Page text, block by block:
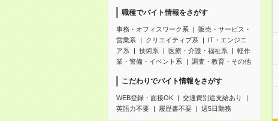
職種でバイト情報をさがす
事務・オフィスワーク系
販売・サービス・
営業系
クリエイティブ系
IT・エンジニ
ア系
技術系 医療・介護・福祉系
軽作
業・警備・イベント系
調査・教育・その他
こだわりでバイト情報をさがす
WEB登録・面接OK
交通費別途支給あり
英語力不要
履歴書不要 週5日勤務